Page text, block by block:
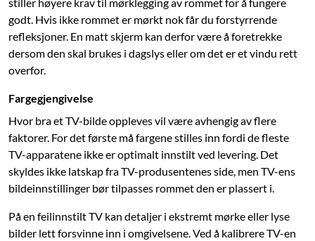
godt. Hvis ikke rommet er mørkt nok får du forstyrrende
refleksjoner. En matt skjerm kan derfor være å foretrekke
dersom den skal brukes i dagslys eller om det er et vindu rett
overfor.
Fargegjengivelse
Hvor bra et TV-bilde oppleves vil være avhengig av flere
faktorer. For det første må fargene stilles inn fordi de fleste
TV-apparatene ikke er optimalt innstilt ved levering. Det
skyldes ikke latskap fra TV-produsentenes side, men TV-ens
bildeinnstillinger bør tilpasses rommet den er plassert i.
På en feilinnstilt TV kan detaljer i ekstremt mørke eller lyse
bilder lett forsvinne inn i omgivelsene. Ved å kalibrere TV-en